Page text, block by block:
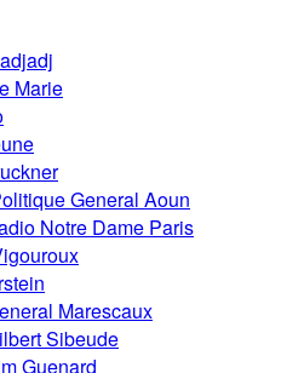
Marie
General Aoun
Notre Dame Paris
Marescaux
Sibeude
Guenard